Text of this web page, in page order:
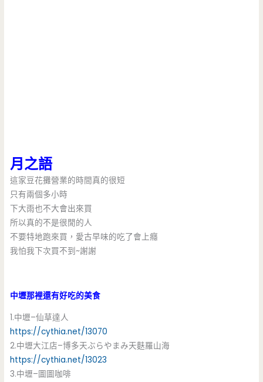
月之語
這家豆花攤營業的時間真的很短
只有兩個多小時
下大雨也不大會出來買
所以真的不是很閒的人
不要特地跑來買，愛古早味的吃了會上癮
我怕我下次買不到~謝謝
中壢那裡還有好吃的美食
1.中壢–仙草達人
https://cythia.net/13070
2.中壢大江店–博多天ぶらやまみ天麩羅山海
https://cythia.net/13023
3.中壢–圖圖咖啡